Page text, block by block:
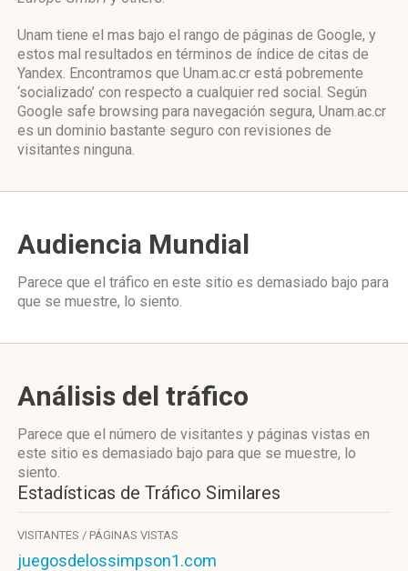
Unam tiene el mas bajo el rango de páginas de Google, y
estos mal resultados en términos de índice de citas de
Yandex. Encontramos que Unam.ac.cr está pobremente
‘socializado’ con respecto a cualquier red social. Según
Google safe browsing para navegación segura, Unam.ac.cr
es un dominio bastante seguro con revisiones de
visitantes ninguna.
Audiencia Mundial
Parece que el tráfico en este sitio es demasiado bajo para
que se muestre, lo siento.
Análisis del tráfico
Parece que el número de visitantes y páginas vistas en
este sitio es demasiado bajo para que se muestre, lo
siento.
Estadísticas de Tráfico Similares
VISITANTES / PÁGINAS VISTAS
juegosdelossimpson1.com